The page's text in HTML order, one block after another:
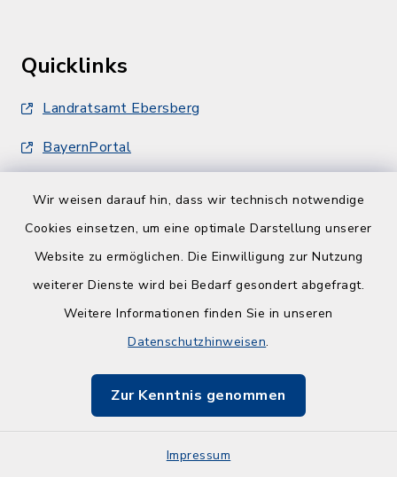
Wir weisen darauf hin, dass wir technisch notwendige
Cookies einsetzen, um eine optimale Darstellung unserer
Website zu ermöglichen. Die Einwilligung zur Nutzung
weiterer Dienste wird bei Bedarf gesondert abgefragt.
Weitere Informationen finden Sie in unseren
Datenschutzhinweisen.
Zur Kenntnis genommen
Impressum
Quicklinks
Landratsamt Ebersberg
BayernPortal
Gemeinde Frauenneuharting
Barrierefreiheit
Datenschutz